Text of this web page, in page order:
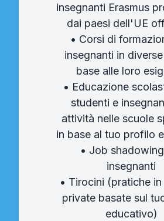
insegnanti Erasmus
dai paesi dell'UE
• Corsi di
insegnanti in
base alle loro
• Educazione
studenti e
attività nelle scuole
in base al tuo profilo
• Job
insegnanti
• Tirocini (pratiche
private basate sul
educativo)